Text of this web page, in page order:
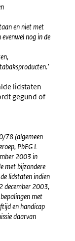
en niet met
nog in de
lidstaten
gegund of
78 (algemeen
PbEG L
2003 in
met bijzondere
lidstaten indien
december 2003,
met
en handicap
daarvan